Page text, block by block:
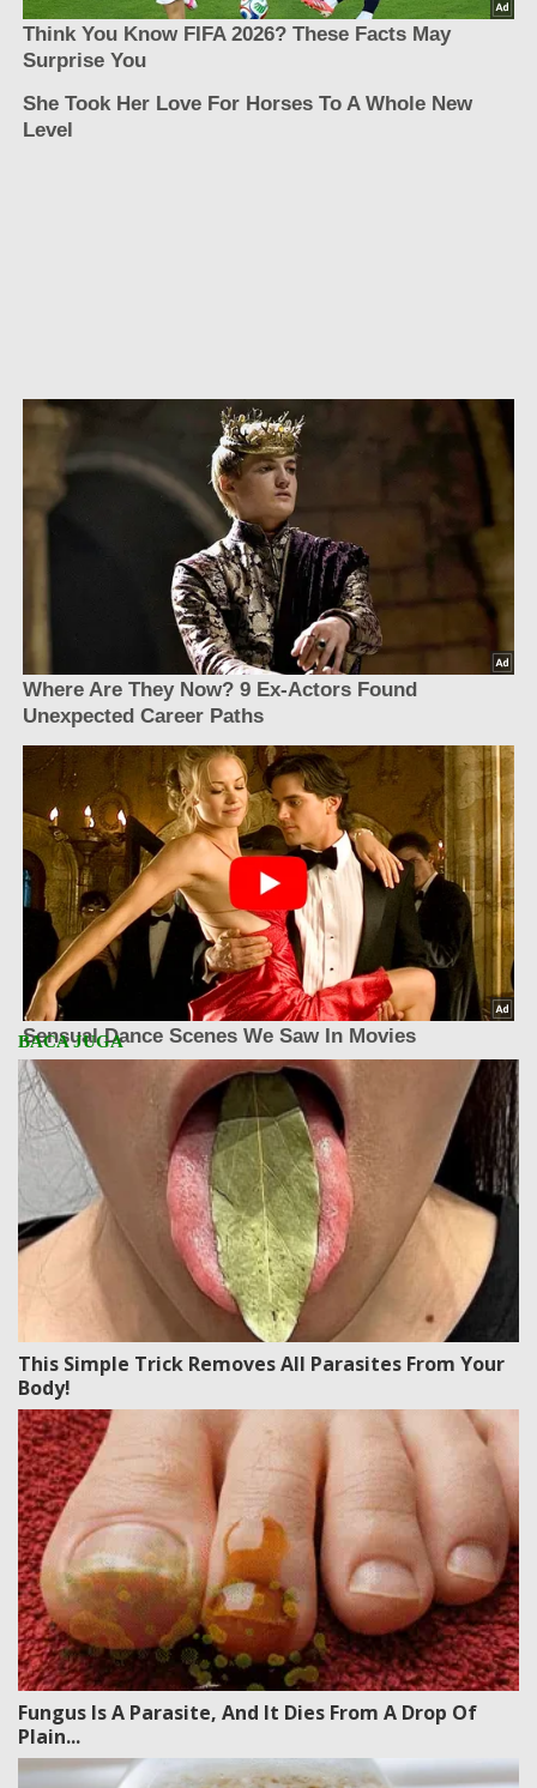
This Simple Trick Removes All Parasites From Your
Body!
Fungus Is A Parasite, And It Dies From A Drop Of
Plain...